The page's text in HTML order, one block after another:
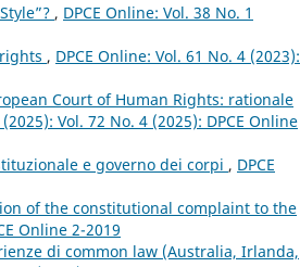
, DPCE Online: Vol. 38 No. 1
, DPCE Online: Vol. 61 No. 4 (2023):
Court of Human Rights: rationale
Vol. 72 No. 4 (2025): DPCE Online
e governo dei corpi , DPCE
of the constitutional complaint to the
Online 2-2019
di common law (Australia, Irlanda,